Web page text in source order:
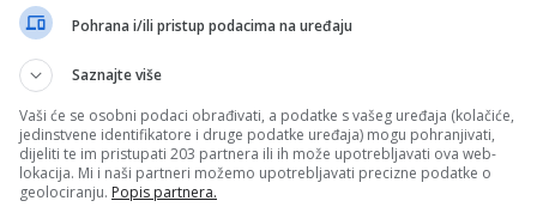
također je veliki fan ove serije. On je prava osoba
Pohrana i/ili pristup podacima na uređaju
Saznajte više
Vaši će se osobni podaci obrađivati, a podatke s vašeg uređaja (kolačiće,
jedinstvene identifikatore i druge podatke uređaja) mogu pohranjivati,
dijeliti te im pristupati 203 partnera ili ih može upotrebljavati ova web-
lokacija. Mi i naši partneri možemo upotrebljavati precizne podatke o
geolociranju. Popis partnera.